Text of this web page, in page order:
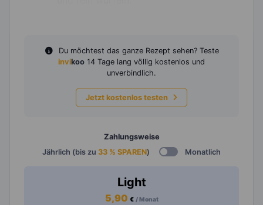
Du möchtest das ganze Rezept sehen? Teste
invikoo 14 Tage lang völlig kostenlos und
unverbindlich.
Jetzt kostenlos testen
Zahlungsweise
Jährlich (bis zu 33 % SPAREN) Monatlich
Light
5,90 € / Monat